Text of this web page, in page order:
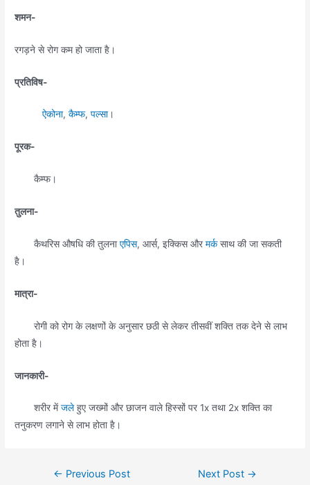
शमन-
रगड़ने से रोग कम हो जाता है।
प्रतिविष-
ऐकोना,कैम्फ,पल्सा।
पूरक-
कैम्फ।
तुलना-
कैथरिस औषधि की तुलनाएपिस, आर्स, इक्किस औरमर्कसाथ की जा सकती
है।
मात्रा-
रोगी को रोग के लक्षणों के अनुसार छठी से लेकर तीसवीं शक्ति तक देने से लाभ
होता है।
जानकारी-
शरीर मेंजलेहुए जख्मों और छाजन वाले हिस्सों पर 1x तथा 2x शक्ति का
तनुकरण लगाने से लाभ होता है।
Post← Previous Post Next Post →